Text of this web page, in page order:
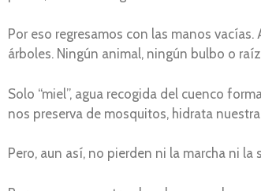
Por eso regresamos con las manos
árboles. Ningún animal, ningún bulbo o
Solo “miel”, agua recogida del cuenco
nos preserva de mosquitos, hidrata
Pero, aun así, no pierden ni la marcha ni